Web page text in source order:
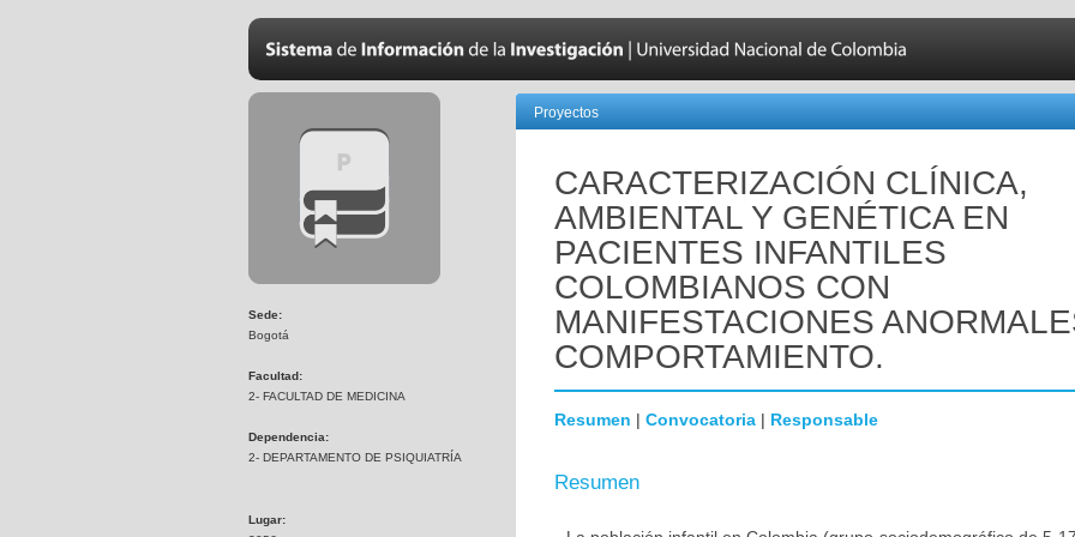
Sede:
Bogotá
Facultad:
2- FACULTAD DE MEDICINA
Dependencia:
2- DEPARTAMENTO DE PSIQUIATRÍA
Lugar:
Proyectos
CARACTERIZACIÓN CLÍNICA,
AMBIENTAL Y GENÉTICA EN
PACIENTES INFANTILES
COLOMBIANOS CON
MANIFESTACIONES
COMPORTAMIENTO.
Resumen | Convocatoria | Responsable
Resumen